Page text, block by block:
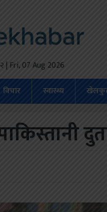
| Fri, 07 Aug 2026
विचार स्वास्थ्य